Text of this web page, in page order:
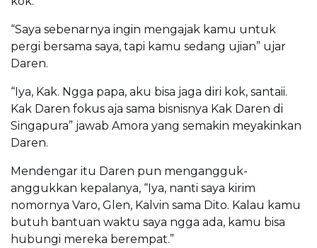
“Saya sebenarnya ingin mengajak kamu untuk
pergi bersama saya, tapi kamu sedang ujian” ujar
Daren.
“Iya, Kak. Ngga papa, aku bisa jaga diri kok, santaii.
Kak Daren fokus aja sama bisnisnya Kak Daren di
Singapura” jawab Amora yang semakin meyakinkan
Daren.
Mendengar itu Daren pun mengangguk-
anggukkan kepalanya, “Iya, nanti saya kirim
nomornya Varo, Glen, Kalvin sama Dito. Kalau kamu
butuh bantuan waktu saya ngga ada, kamu bisa
hubungi mereka berempat.”